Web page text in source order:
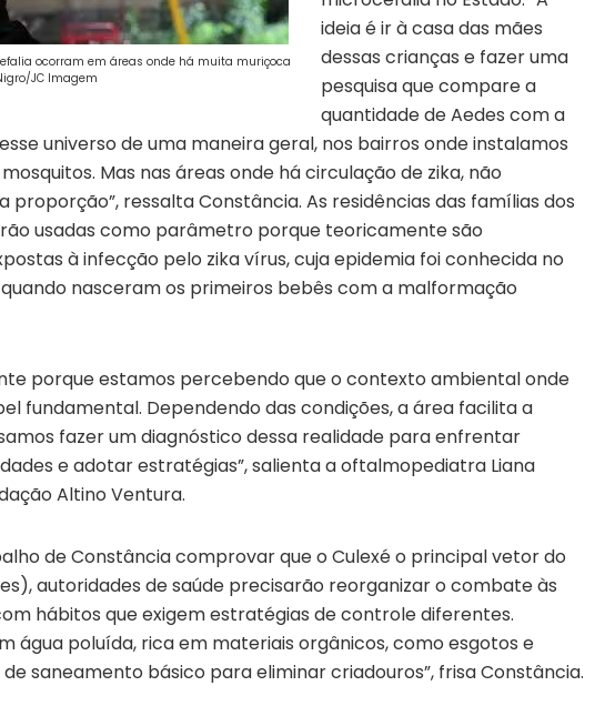
ocorram em áreas onde há muita muriçoca
JC Imagem
ideia é ir à casa das mães
dessas crianças e fazer uma
pesquisa que compare a
quantidade de Aedes com a
universo de uma maneira geral, nos bairros onde instalamos
Mas nas áreas onde há circulação de zika, não
proporção”, ressalta Constância. As residências das famílias dos
usadas como parâmetro porque teoricamente são
à infecção pelo zika vírus, cuja epidemia foi conhecida no
nasceram os primeiros bebês com a malformação
porque estamos percebendo que o contexto ambiental onde
fundamental. Dependendo das condições, a área facilita a
fazer um diagnóstico dessa realidade para enfrentar
e adotar estratégias”, salienta a oftalmopediatra Liana
Altino Ventura.
de Constância comprovar que o Culexé o principal vetor do
autoridades de saúde precisarão reorganizar o combate às
hábitos que exigem estratégias de controle diferentes.
água poluída, rica em materiais orgânicos, como esgotos e
saneamento básico para eliminar criadouros”, frisa Constância.